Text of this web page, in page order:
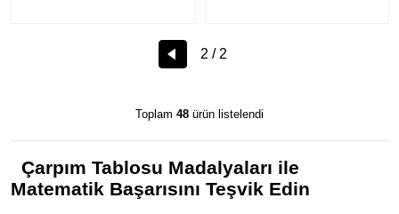
2 / 2
Toplam 48 ürün listelendi
Çarpım Tablosu Madalyaları ile
Matematik Başarısını Teşvik Edin